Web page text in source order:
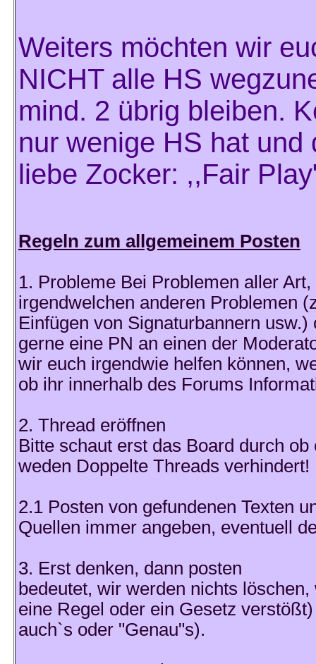
Weiters möchten wir
NICHT alle HS
mind. 2 übrig bleiben.
nur wenige HS hat und
liebe Zocker: ,,Fair
Regeln zum allgemeinem Posten
1. Probleme Bei Problemen aller
irgendwelchen anderen Problemen
Einfügen von Signaturbannern
gerne eine PN an einen der
wir euch irgendwie helfen können,
ob ihr innerhalb des Forums
2. Thread eröffnen
Bitte schaut erst das Board durch
weden Doppelte Threads verhindert!
2.1 Posten von gefundenen Texten
Quellen immer angeben, eventuell
3. Erst denken, dann posten
bedeutet, wir werden nichts
eine Regel oder ein Gesetz
auch`s oder "Genau"s).